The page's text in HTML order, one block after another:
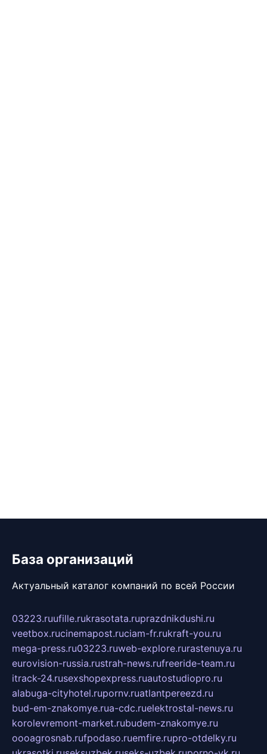
База организаций
Актуальный каталог компаний по всей России
03223.ruufille.rukrasotata.ruprazdnikdushi.ru
veetbox.rucinemapost.ruciam-fr.rukraft-you.ru
mega-press.ru03223.ruweb-explore.rurastenuya.ru
eurovision-russia.rustrah-news.rufreeride-team.ru
itrack-24.rusexshopexpress.ruautostudiopro.ru
alabuga-cityhotel.rupornv.ruatlantpereezd.ru
bud-em-znakomye.rua-cdc.ruelektrostal-news.ru
korolevremont-market.rubudem-znakomye.ru
oooagrosnab.rufpodaso.ruemfire.rupro-otdelky.ru